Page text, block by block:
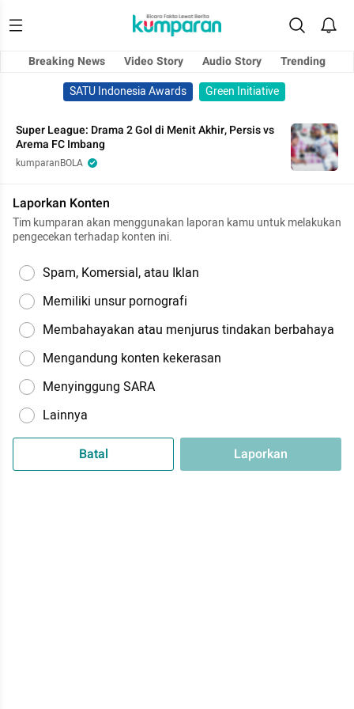
Breaking News Video Story Audio Story
Trending
SATU Indonesia Awards
Green Initiative
Super League: Drama 2 Gol di Menit Akhir, Persis vs
Arema FC Imbang
kumparanBOLA
Laporkan Konten
Tim kumparan akan menggunakan laporan kamu untuk melakukan
pengecekan terhadap konten ini.
Spam, Komersial, atau Iklan
Memiliki unsur pornografi
Membahayakan atau menjurus tindakan berbahaya
Mengandung konten kekerasan
Menyinggung SARA
Lainnya
Batal Laporkan